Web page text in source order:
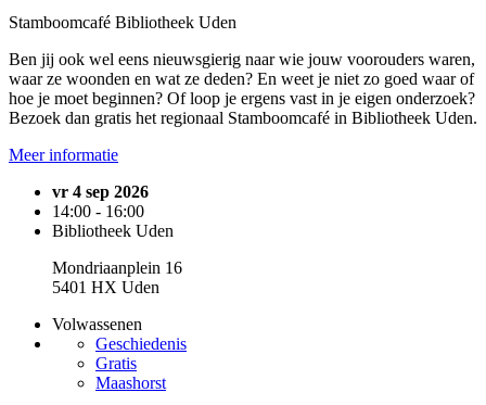
Stamboomcafé Bibliotheek Uden
Ben jij ook wel eens nieuwsgierig naar wie jouw voorouders waren,
waar ze woonden en wat ze deden? En weet je niet zo goed waar of
hoe je moet beginnen? Of loop je ergens vast in je eigen onderzoek?
Bezoek dan gratis het regionaal Stamboomcafé in Bibliotheek Uden.
Meer informatie
vr 4 sep 2026
14:00 - 16:00
Bibliotheek Uden
Mondriaanplein 16
5401 HX Uden
Volwassenen
Geschiedenis
Gratis
Maashorst